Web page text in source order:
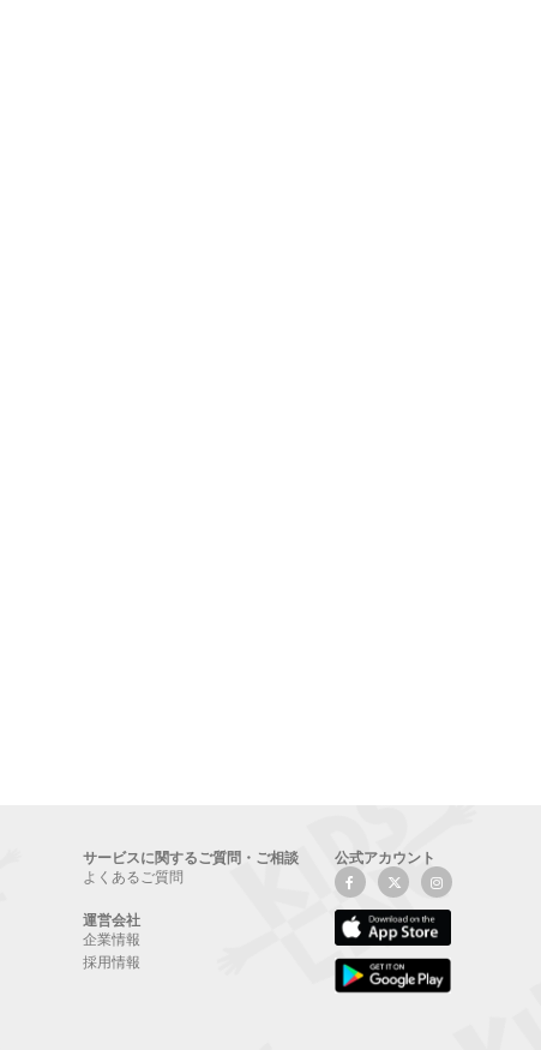
サービスに関するご質問・ご相談
よくあるご質問
運営会社
企業情報
採用情報
公式アカウント